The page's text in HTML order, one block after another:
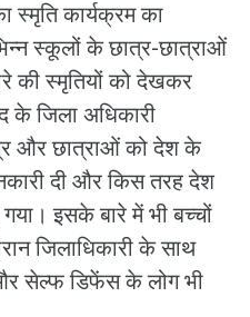
स्मृति कार्यक्रम का
स्कूलों के छात्र-छात्राओं
की स्मृतियों को देखकर
के जिला अधिकारी
और छात्राओं को देश के
दी और किस तरह देश
गया। इसके बारे में भी बच्चों
जिलाधिकारी के साथ
सेल्फ डिफेंस के लोग भी